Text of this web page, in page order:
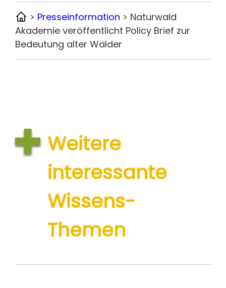
Home
> Presseinformation > Naturwald
Akademie veröffentlicht Policy Brief zur
Bedeutung alter Wälder
Weitere
interessante
Wissens-
Themen